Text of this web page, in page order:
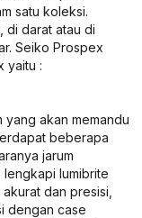
satu koleksi.
di darat atau di
Seiko Prospex
yaitu :
akan memandu
beberapa
jarum
lumibrite
dan presisi,
dengan case